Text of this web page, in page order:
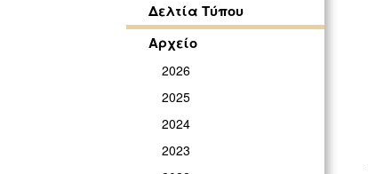
Δελτία Τύπου
Αρχείο
2026
2025
2024
2023